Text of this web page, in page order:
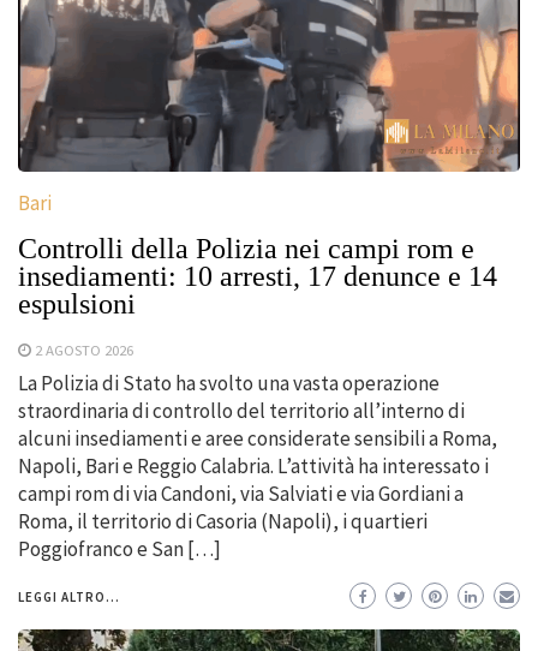
Bari
Controlli della Polizia nei campi rom e
insediamenti: 10 arresti, 17 denunce e 14
espulsioni
2 AGOSTO 2026
La Polizia di Stato ha svolto una vasta operazione
straordinaria di controllo del territorio all’interno di
alcuni insediamenti e aree considerate sensibili a Roma,
Napoli, Bari e Reggio Calabria. L’attività ha interessato i
campi rom di via Candoni, via Salviati e via Gordiani a
Roma, il territorio di Casoria (Napoli), i quartieri
Poggiofranco e San […]
LEGGI ALTRO...